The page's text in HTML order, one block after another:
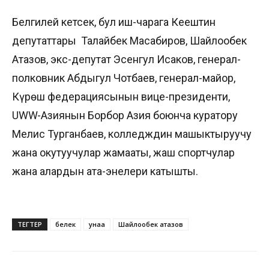
Белгилей кетсек, бул иш-чарага Кеңештин
депутаттары Талайбек Масабиров, Шайлообек
Атазов, экс-депутат Эсенгул Исаков, генерал-
полковник Абдыгул Чотбаев, генерал-майор,
Күрөш федерациясынын вице-президенти,
UWW-Азиянын Борбор Азия боюнча куратору
Мелис Турганбаев, колледждин машыктыруучу
жана окутуучулар жамааты, жаш спортчулар
жана алардын ата-энелери катышты.
ТЕГТЕР белек унаа Шайлообек атазов